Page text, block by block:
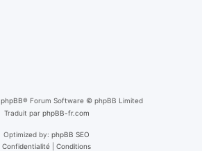
phpBB® Forum Software © phpBB Limited
Traduit par phpBB-fr.com
Optimized by: phpBB SEO
Confidentialité
Conditions